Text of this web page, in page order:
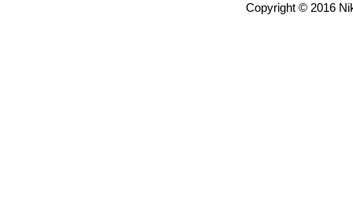
Copyright © 2016